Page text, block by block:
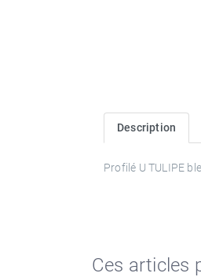
Description
Profilé U TULIPE
Ces articles